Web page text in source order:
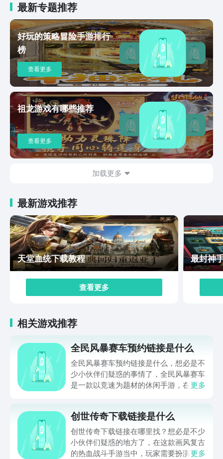
投掷骰子来获得不同的前进点数，点数不同玩家获得的奖
励也是不同的，值得一提的是，玩家在主线剧情内容挑战
中并不是每一次都能够获得奖励，在地图的设置当中，玩
家也有可能会遭受到游戏的惩罚，惩罚的类型分为三种，
直接丢失货币，取得debuff，回退步数，玩家也可以使用
特殊的游戏道具来避免惩罚的发生，但是游戏道具的数量
有限，玩家只能够在一些比较关键的惩罚上进行规避。整
体而言，这款游戏的玩法还是非常简单的，游戏以经营模
式为主要的载体，玩家必须通过日积月累完成每日任务和
每周任务，从而获得更多的游戏资源和游戏奖励。以上内
容就是本期小编给大家带来的全民养花下载链接分享的全
部内容了，在这款游戏当中，玩家不仅要注重对于任务进
度的完成，更需要专注各类NPC交互时提供给玩家支线任
务，希望看完本期内容的小伙伴们可以实际进入到游戏内
体验一下哦。
最新专题推荐
好玩的策略冒险手游排行
榜
查看更多
祖龙游戏有哪些推荐
查看更多
加载更多
最新游戏推荐
天堂血统下载教程
查看更多
最封神
相关游戏推荐
全民风暴赛车预约链接是什么
全民风暴赛车预约链接是什么，想必是不
少小伙伴们疑惑的事情了，全民风暴赛车
是一款以竞速为题材的休闲手游，在游戏
全民风暴赛车的预约链接爆料供大家参
考，希望本期内容可以帮到各位。
更多
创世传奇下载链接是什么
创世传奇下载链接在哪里找？想必是不少
小伙伴们疑惑的地方了，在这款画风复古
的热血战斗手游当中，玩家需要扮演各类
更多